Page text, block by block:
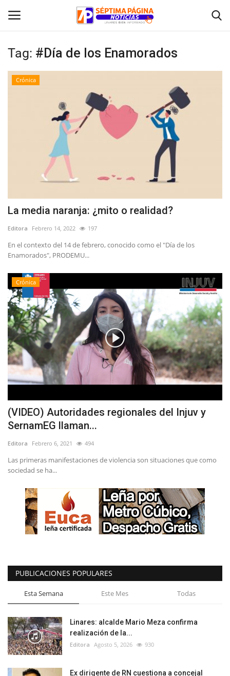
Inicio
Política
Espectáculos
Tag: #Día de los Enamorados
Crónica
La media naranja: ¿mito o realidad?
Editora Febrero 14, 2022 197
En el contexto del 14 de febrero, conocido como el "Día de los
Enamorados", PRODEMU...
Crónica
(VIDEO) Autoridades regionales del Injuv y
SernamEG llaman...
Editora Febrero 6, 2021 494
Las primeras manifestaciones de violencia son situaciones que como
sociedad se ha...
PUBLICACIONES POPULARES
Esta Semana Este Mes Todas
Linares: alcalde Mario Meza confirma
realización de la...
Editora Agosto 5, 2026 930
Ex dirigente de RN cuestiona a concejal